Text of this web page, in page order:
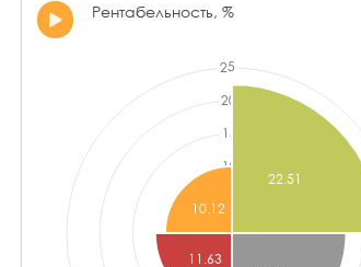
Рентабельность, %